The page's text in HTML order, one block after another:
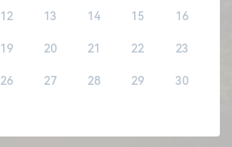
12 13 14 15 16
19 20 21 22 23
26 27 28 29 30